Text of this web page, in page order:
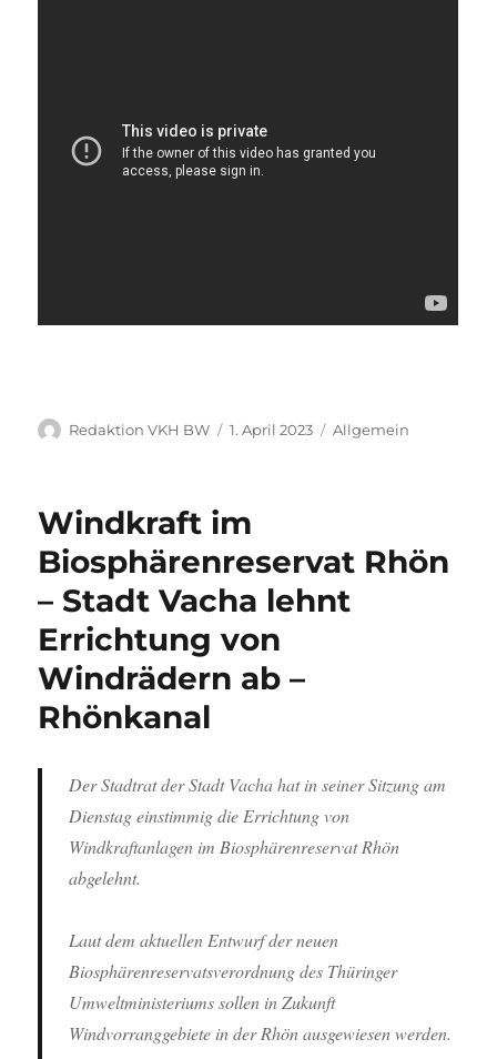
Autor
Redaktion VKH BW
Veröffentlicht
1. April 2023 Kategorien
Allgemein
Windkraft im
Biosphärenreservat Rhön
– Stadt Vacha lehnt
Errichtung von
Windrädern ab –
Rhönkanal
Der Stadtrat der Stadt Vacha hat in seiner Sitzung am
Dienstag einstimmig die Errichtung von
Windkraftanlagen im Biosphärenreservat Rhön
abgelehnt.
Laut dem aktuellen Entwurf der neuen
Biosphärenreservatsverordnung des Thüringer
Umweltministeriums sollen in Zukunft
Windvorranggebiete in der Rhön ausgewiesen werden.